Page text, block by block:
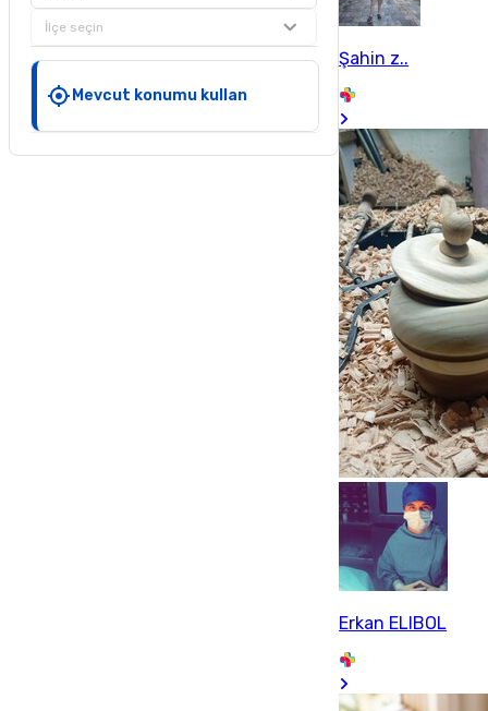
İlçe seçin
Mevcut konumu kullan
Şahin z..
Erkan ELIBOL